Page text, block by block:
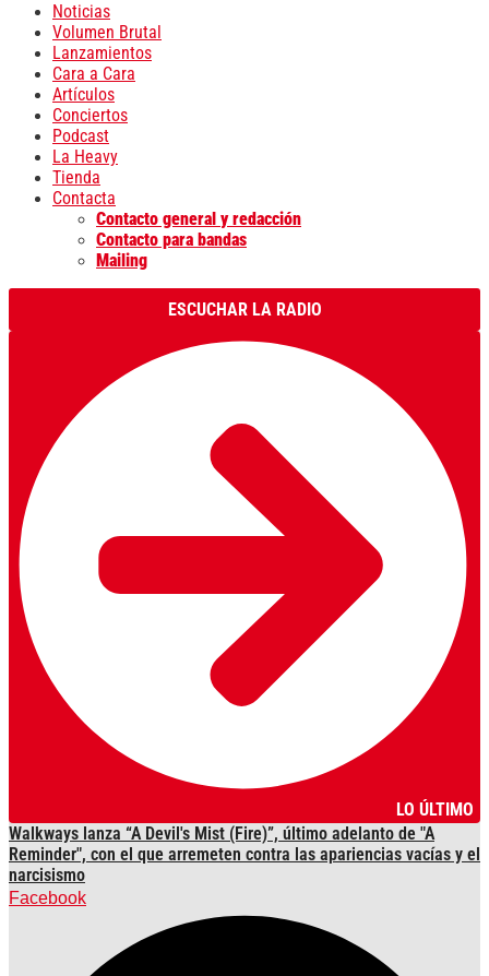
Noticias
Volumen Brutal
Lanzamientos
Cara a Cara
Artículos
Conciertos
Podcast
La Heavy
Tienda
Contacta
Contacto general y redacción
Contacto para bandas
Mailing
ESCUCHAR LA RADIO
LO ÚLTIMO
Walkways lanza “A Devil's Mist (Fire)”, último adelanto de "A
Reminder", con el que arremeten contra las apariencias vacías y el
narcisismo
Facebook